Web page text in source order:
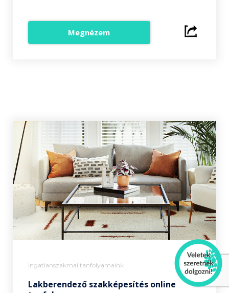
Megnézem
Ingatlanszakmai tanfolyamaink
Lakberendező szakképesítés online